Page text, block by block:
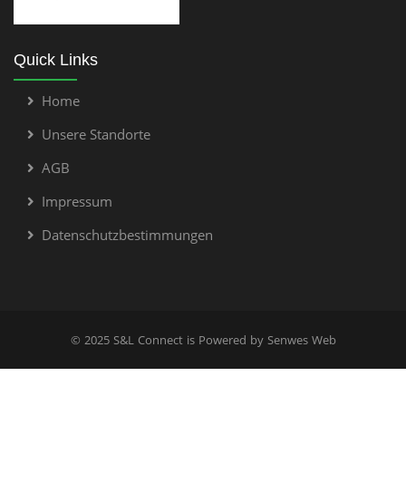
Quick Links
Home
Unsere Standorte
AGB
Impressum
Datenschutzbestimmungen
© 2025 S&L Connect is Powered by Senwes Web